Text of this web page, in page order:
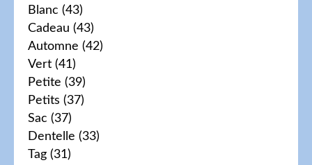
Blanc (43)
Cadeau (43)
Automne (42)
Vert (41)
Petite (39)
Petits (37)
Sac (37)
Dentelle (33)
Tag (31)